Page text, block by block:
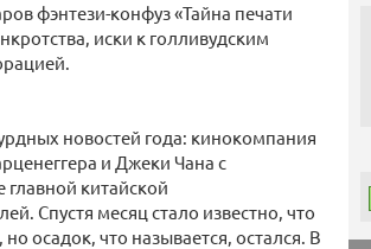
фэнтези-конфуз «Тайна печати
иски к голливудским
новостей года: кинокомпания
и Джеки Чана с
главной китайской
Спустя месяц стало известно, что
осадок, что называется, остался. В